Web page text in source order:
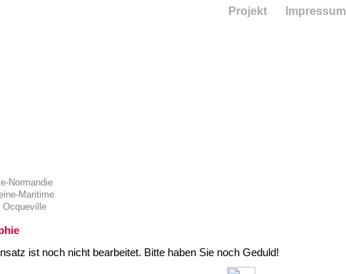
Normandie
Maritime
Ocqueville
ist noch nicht bearbeitet. Bitte haben Sie noch Geduld!
Projekt Impressum